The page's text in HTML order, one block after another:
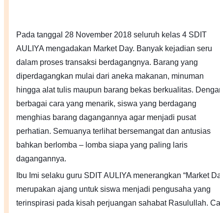
Pada tanggal 28 November 2018 seluruh kelas 4 SDIT
AULIYA mengadakan Market Day. Banyak kejadian seru
dalam proses transaksi berdagangnya. Barang yang
diperdagangkan mulai dari aneka makanan, minuman
hingga alat tulis maupun barang bekas berkualitas.
berbagai cara yang menarik, siswa yang berdagang
menghias barang dagangannya agar menjadi pusat
perhatian. Semuanya terlihat bersemangat dan antusias
bahkan berlomba – lomba siapa yang pa ling laris
dagangannya.
Ibu Imi selaku guru SDIT AULIYA menerangkan “Market
merupakan ajang untuk siswa menjadi pengusaha yang
terinspirasi pada kisah perjuangan sahabat Rasulullah.